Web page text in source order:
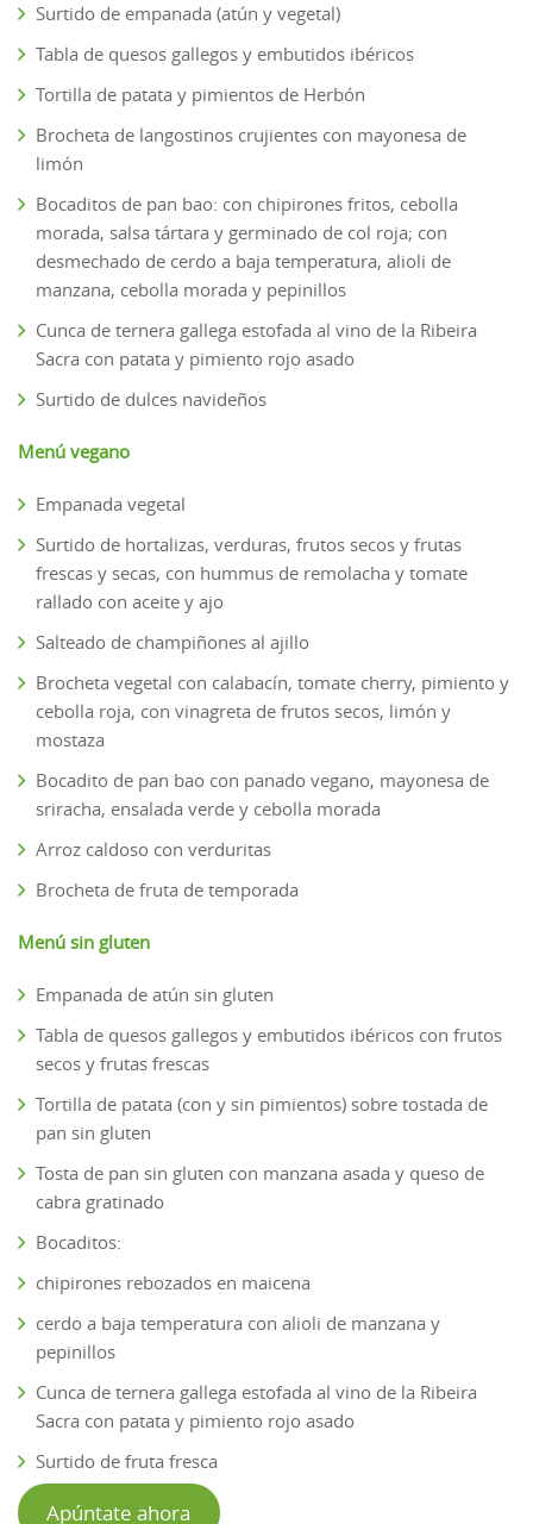
Surtido de empanada (atún y vegetal)
Tabla de quesos gallegos y embutidos ibéricos
Tortilla de patata y pimientos de Herbón
Brocheta de langostinos crujientes con mayonesa de
limón
Bocaditos de pan bao: con chipirones fritos, cebolla
morada, salsa tártara y germinado de col roja; con
desmechado de cerdo a baja temperatura, alioli de
manzana, cebolla morada y pepinillos
Cunca de ternera gallega estofada al vino de la Ribeira
Sacra con patata y pimiento rojo asado
Surtido de dulces navideños
Menú vegano
Empanada vegetal
Surtido de hortalizas, verduras, frutos secos y frutas
frescas y secas, con hummus de remolacha y tomate
rallado con aceite y ajo
Salteado de champiñones al ajillo
Brocheta vegetal con calabacín, tomate cherry, pimiento y
cebolla roja, con vinagreta de frutos secos, limón y
mostaza
Bocadito de pan bao con panado vegano, mayonesa de
sriracha, ensalada verde y cebolla morada
Arroz caldoso con verduritas
Brocheta de fruta de temporada
Menú sin gluten
Empanada de atún sin gluten
Tabla de quesos gallegos y embutidos ibéricos con frutos
secos y frutas frescas
Tortilla de patata (con y sin pimientos) sobre tostada de
pan sin gluten
Tosta de pan sin gluten con manzana asada y queso de
cabra gratinado
Bocaditos:
chipirones rebozados en maicena
cerdo a baja temperatura con alioli de manzana y
pepinillos
Cunca de ternera gallega estofada al vino de la Ribeira
Sacra con patata y pimiento rojo asado
Surtido de fruta fresca
Apúntate ahora